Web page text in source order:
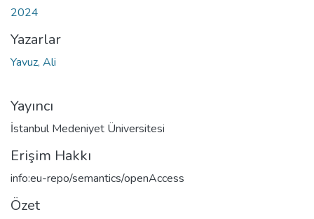
2024
Yazarlar
Yavuz, Ali
Yayıncı
İstanbul Medeniyet Üniversitesi
Erişim Hakkı
info:eu-repo/semantics/openAccess
Özet